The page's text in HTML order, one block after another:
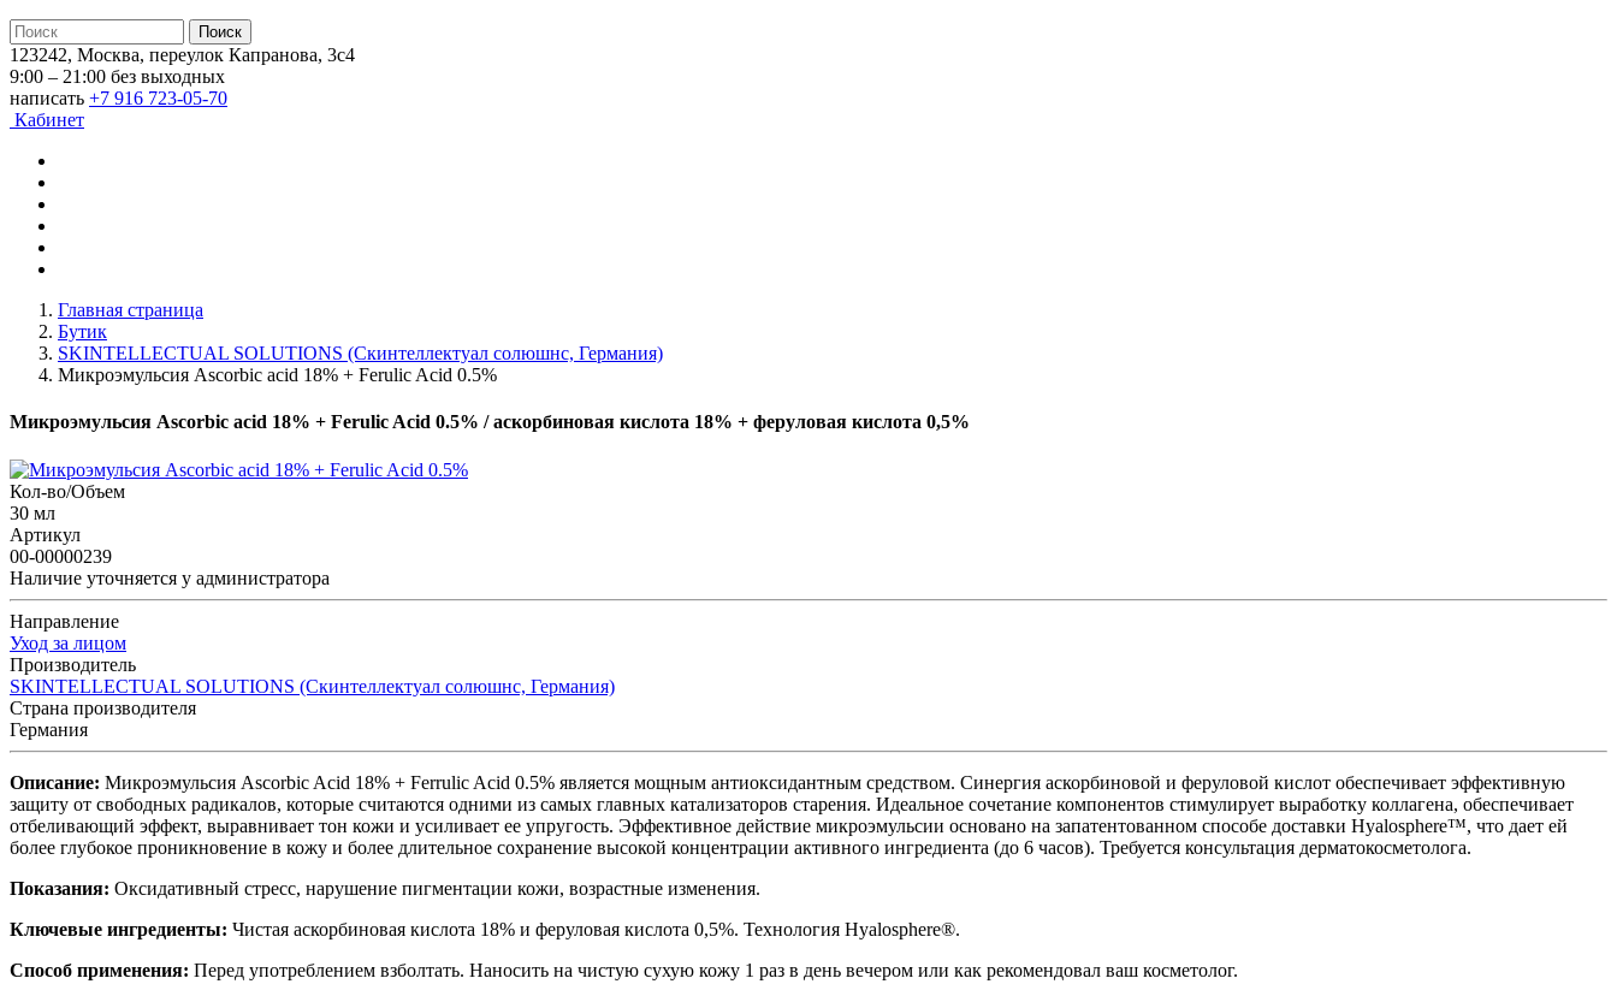
123242, Москва, переулок Капранова, 3с4
9:00 – 21:00 без выходных
написать +7 916 723-05-70
Кабинет
Главная страница
Бутик
SKINTELLECTUAL SOLUTIONS (Скинтеллектуал солюшнс, Германия)
Микроэмульсия Ascorbic acid 18% + Ferulic Acid 0.5%
Микроэмульсия Ascorbic acid 18% + Ferulic Acid 0.5% / аскорбиновая кислота 18% + феруловая кислота 0,5%
Кол-во/Объем
30 мл
Артикул
00-00000239
Наличие уточняется у администратора
Направление
Уход за лицом
Производитель
SKINTELLECTUAL SOLUTIONS (Скинтеллектуал солюшнс, Германия)
Страна производителя
Германия
Описание: Микроэмульсия Ascorbic Acid 18% + Ferrulic Acid 0.5% является мощным антиоксидантным средством. Синергия аскорбиновой и феруловой кислот обеспечивает эффективную
защиту от свободных радикалов, которые считаются одними из самых главных катализаторов старения. Идеальное сочетание компонентов стимулирует выработку коллагена, обеспечивает
отбеливающий эффект, выравнивает тон кожи и усиливает ее упругость. Эффективное действие микроэмульсии основано на запатентованном способе доставки Hyalosphere™, что дает ей
более глубокое проникновение в кожу и более длительное сохранение высокой концентрации активного ингредиента (до 6 часов). Требуется консультация дерматокосметолога.
Показания: Оксидативный стресс, нарушение пигментации кожи, возрастные изменения.
Ключевые ингредиенты: Чистая аскорбиновая кислота 18% и феруловая кислота 0,5%. Технология Hyalosphere®.
Способ применения: Перед употреблением взболтать. Наносить на чистую сухую кожу 1 раз в день вечером или как рекомендовал ваш косметолог.